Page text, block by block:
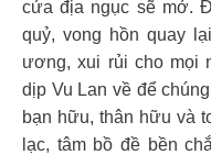
cửa địa ngục sẽ mở.
quỷ, vong hồn quay
ương, xui rủi cho mọi
dịp Vu Lan về để
bạn hữu, thân hữu và
lạc, tâm bồ đề bền